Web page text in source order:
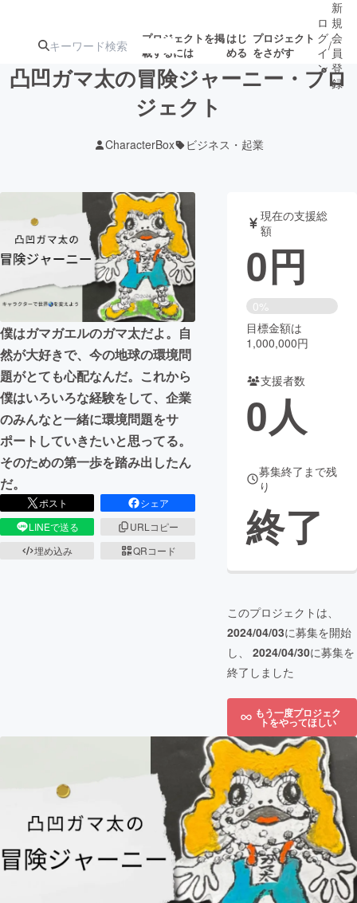
プロジェクトを掲
載するには
はじ
める
プロジェクト
をさがす
ターン
ジェクト
募集終了が近いプ
ロジェクト
アート・写真 音楽
テクノロジー・ガジェット ゲーム・サ
映像・映画 書籍・雑誌
ビジネス・起業 チャレンジ
まちづくり・地域活性化
CAMPFIRE for Social Good
CAMPFIRE Creation
CAMPFIREふるさと納税machi-ya
ロ
グ
イ
ン
/
新
規
会
員
登
録
凸凹ガマ太の冒険ジャーニー・プロ
ジェクト
CharacterBox ビジネス・起業
僕はガマガエルのガマ太だよ。自
然が大好きで、今の地球の環境問
題がとても心配なんだ。これから
僕はいろいろな経験をして、企業
のみんなと一緒に環境問題をサ
ポートしていきたいと思ってる。
そのための第一歩を踏み出したん
だ。
ポスト
シェア
LINEで送る
URLコピー
埋め込み
QRコード
現在の支援総
額
0円
0%
目標金額は
1,000,000円
支援者数
0人
募集終了まで残
り
終了
このプロジェクトは、
2024/04/03に募集を開始
し、 2024/04/30に募集を
終了しました
もう一度プロジェク
トをやってほしい